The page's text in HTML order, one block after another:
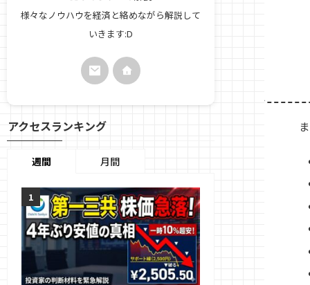
様々なノウハウを経済と絡めながら解説して
いきます:D
アクセスランキング
週間 月間